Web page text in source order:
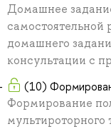
Домашнее
самостоятельной
домашнего
консультации с
(10)
Формирование